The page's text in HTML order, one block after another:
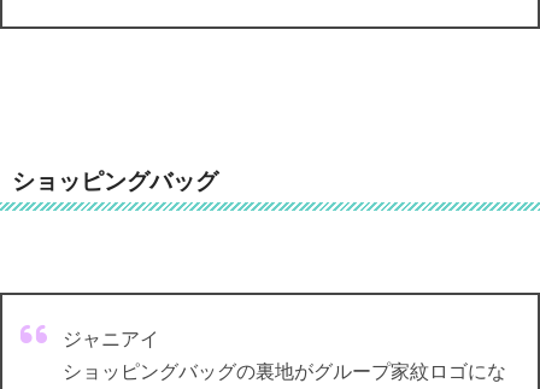
ショッピングバッグ
ジャニアイ
ショッピングバッグの裏地がグループ家紋ロゴにな